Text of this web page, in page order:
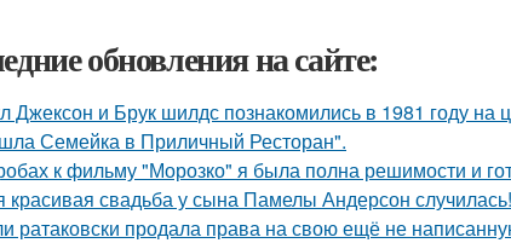
обновления на сайте:
Джексон и Брук шилдс познакомились в 1981 году
Семейка в Приличный Ресторан".
к фильму "Морозко" я была полна решимости и
красивая свадьба у сына Памелы Андерсон случилась!
ратаковски продала права на свою ещё не